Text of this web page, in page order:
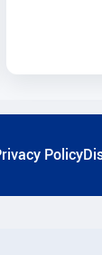
Policy